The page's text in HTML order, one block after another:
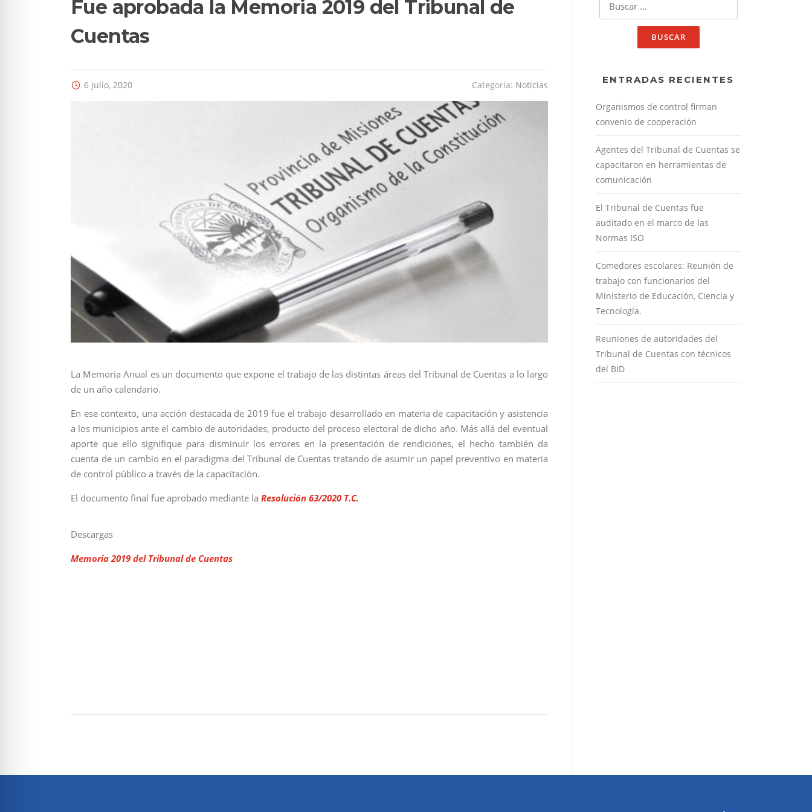
Fue aprobada la Memoria 2019 del Tribunal de
Cuentas
6 julio, 2020 Categoría: Noticias
La Memoria Anual es un documento que expone el trabajo de las distintas áreas del Tribunal de Cuentas a lo largo
de un año calendario.
En ese contexto, una acción destacada de 2019 fue el trabajo desarrollado en materia de capacitación y asistencia
a los municipios ante el cambio de autoridades, producto del proceso electoral de dicho año. Más allá del eventual
aporte que ello signifique para disminuir los errores en la presentación de rendiciones, el hecho también da
cuenta de un cambio en el paradigma del Tribunal de Cuentas tratando de asumir un papel preventivo en materia
de control público a través de la capacitación.
El documento final fue aprobado mediante la Resolución 63/2020 T.C.
Descargas
Memoria 2019 del Tribunal de Cuentas
ENTRADAS RECIENTES
Organismos de control firman
convenio de cooperación
Agentes del Tribunal de Cuentas se
capacitaron en herramientas de
comunicación
El Tribunal de Cuentas fue
auditado en el marco de las
Normas ISO
Comedores escolares: Reunión de
trabajo con funcionarios del
Ministerio de Educación, Ciencia y
Tecnología.
Reuniones de autoridades del
Tribunal de Cuentas con técnicos
del BID